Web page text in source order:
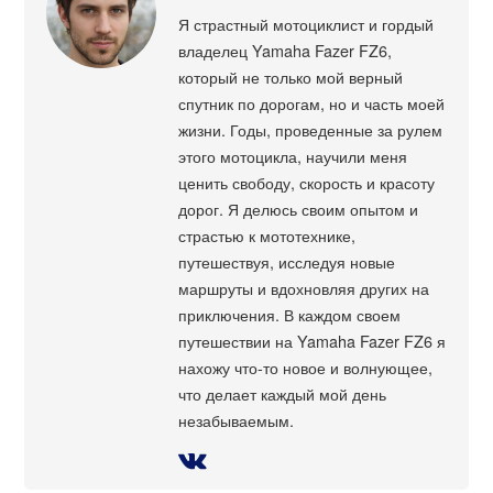
Я страстный мотоциклист и гордый
владелец Yamaha Fazer FZ6,
который не только мой верный
спутник по дорогам, но и часть моей
жизни. Годы, проведенные за рулем
этого мотоцикла, научили меня
ценить свободу, скорость и красоту
дорог. Я делюсь своим опытом и
страстью к мототехнике,
путешествуя, исследуя новые
маршруты и вдохновляя других на
приключения. В каждом своем
путешествии на Yamaha Fazer FZ6 я
нахожу что-то новое и волнующее,
что делает каждый мой день
незабываемым.